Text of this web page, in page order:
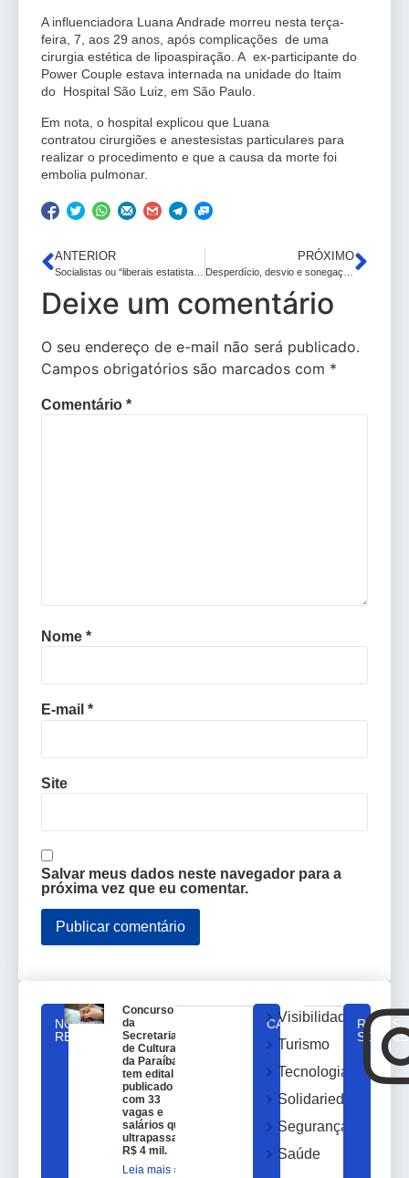
A influenciadora Luana Andrade morreu nesta terça-
feira, 7, aos 29 anos, após complicações de uma
cirurgia estética de lipoaspiração. A ex-participante do
Power Couple estava internada na unidade do Itaim
do Hospital São Luiz, em São Paulo.
Em nota, o hospital explicou que Luana
contratou cirurgiões e anestesistas particulares para
realizar o procedimento e que a causa da morte foi
embolia pulmonar.
ANTERIOR PRÓXIMO
Deixe um comentário
O seu endereço de e-mail não será publicado.
Campos obrigatórios são marcados com *
Comentário *
Nome *
E-mail *
Site
Salvar meus dados neste navegador para a
próxima vez que eu comentar.
NOTICIAS
RELACIONADAS
Concurso
da
Secretaria
de Cultura
da Paraíba
tem edital
publicado
com 33
vagas e
salários que
ultrapassam
R$ 4 mil.
Leia mais »
CATEGORIAS
Visibilidade
Turismo
Tecnologia
Solidariedade
Segurança
Saúde
REDES
SOCIAIS